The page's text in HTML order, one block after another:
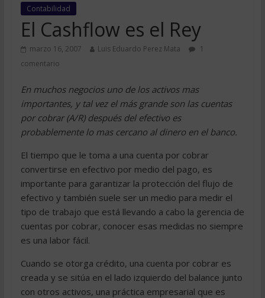
Contabilidad
El Cashflow es el Rey
marzo 16, 2007 Luis Eduardo Perez Mata
1
comentario
En muchos negocios uno de los activos mas
importantes, y tal vez el más grande son las cuentas
por cobrar (A/R) después del efectivo es
probablemente lo mas cercano al dinero en el banco.
El tiempo que le toma a una cuenta por cobrar
convertirse en efectivo por medio del pago, es
importante para garantizar la protección del flujo de
efectivo y también suele ser un medio para medir el
tipo de trabajo que está llevando a cabo la gerencia de
cuentas por cobrar, conocer esas medidas no siempre
es una labor fácil.
Cuando se otorga crédito, una cuenta por cobrar es
creada y se sitúa en el lado izquierdo del balance junto
con otros activos, una práctica empresarial que es